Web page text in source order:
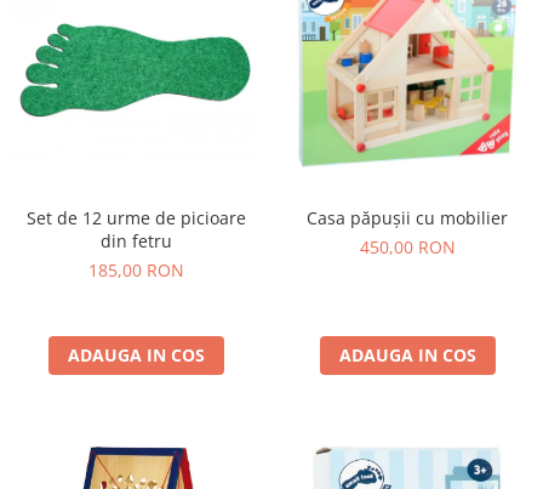
Set de 12 urme de picioare
din fetru
185,00 RON
ADAUGA IN COS
Casa păpușii cu mobilier
450,00 RON
ADAUGA IN COS